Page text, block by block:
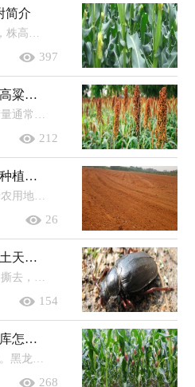
简介
1、植株：该品种株型半紧凑，株高约为290cm，穗位高约为105cm，共21片叶，果穗呈筒型，穗长约为19.8cm，穗行18行，行粒数38粒，穗轴为粉色，籽粒为黄...
397
高粱一亩地能产多少斤 附高粱的种植方法
常规种植的情况下，高粱的产量通常为700-900斤左右/亩，具体产量因种植时间、种植方法、管理方法而异。若想增加高粱的产量，可与豆科作...
212
旱地属于基本农田吗 旱地种植什么农作物好
26
大牙土天牛能不能吃 大牙土天牛什么时候出土
154
新鲜玉米什么时候上市 冷库怎样大批量保存新鲜玉米？
268